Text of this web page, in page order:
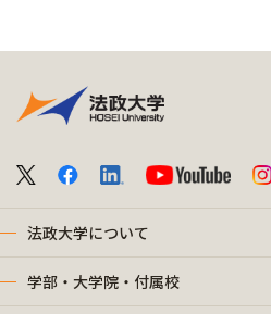
法政大学について
学部・大学院・付属校